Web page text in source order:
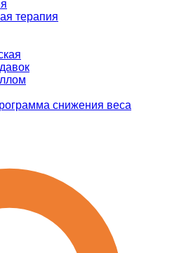
терапия
снижения веса